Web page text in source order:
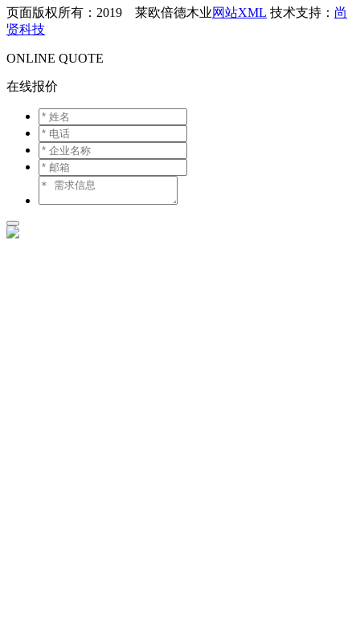
页面版权所有：2019 莱欧倍德木业网站XML 技术支持： 尚
贤科技
ONLINE QUOTE
在线报价